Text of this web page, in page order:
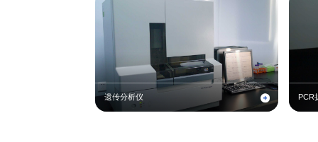
遗传分析仪 PCR